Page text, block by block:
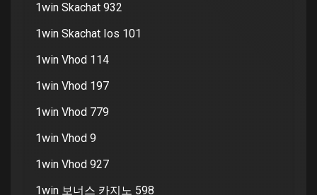
1win Skachat 932
1win Skachat Ios 101
1win Vhod 114
1win Vhod 197
1win Vhod 779
1win Vhod 9
1win Vhod 927
1win 보너스 카지노 598